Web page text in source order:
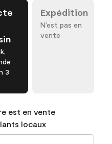
3
Expédition
N’est pas en
vente
est en vente
locaux